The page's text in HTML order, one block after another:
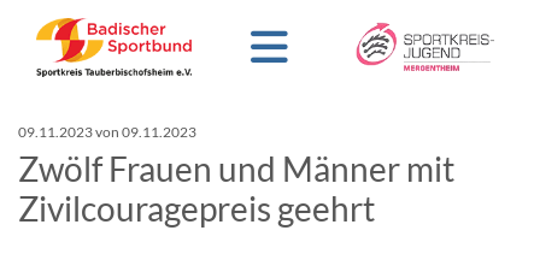
09.11.2023von 09.11.2023
Zwölf Frauen und Männer mit
Zivilcouragepreis geehrt